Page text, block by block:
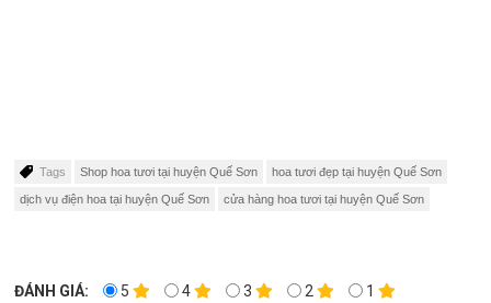
Tags Shop hoa tươi tại huyện Quế Sơn hoa tươi đẹp tại huyện Quế Sơn
dịch vụ điện hoa tại huyện Quế Sơn cửa hàng hoa tươi tại huyện Quế Sơn
ĐÁNH GIÁ: 5 4 3 2 1